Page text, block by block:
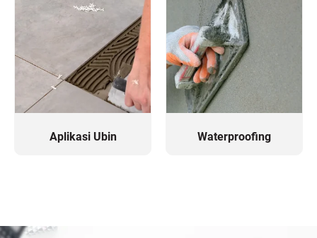
Aplikasi Ubin Waterproofing